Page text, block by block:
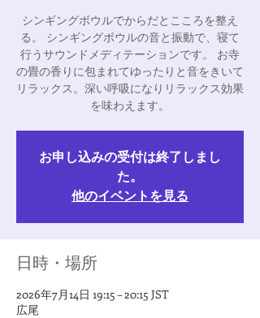
シンギングボウルでからだとこころを整え
る。 シンギングボウルの音と振動で、寝て
行うサウンドメディテーションです。 お寺
の畳の香りに包まれてゆったりと音をきいて
リラックス。深い呼吸になりリラックス効果
を味わえます。
お申し込みの受付は終了しまし
た。
他のイベントを見る
日時・場所
2026年7月14日 19:15 – 20:15 JST
広尾